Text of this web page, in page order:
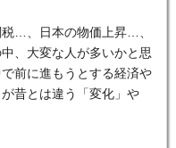
…、日本の物価上昇…、
、大変な人が多いかと思
前に進もうとする経済や
昔とは違う「変化」や